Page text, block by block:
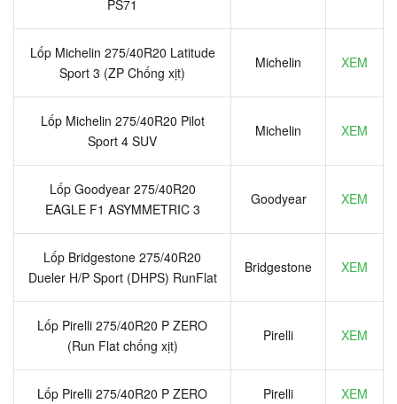
PS71
Lốp Michelin 275/40R20 Latitude
Sport 3 (ZP Chống xịt)
Michelin XEM
Lốp Michelin 275/40R20 Pilot
Sport 4 SUV
Michelin XEM
Lốp Goodyear 275/40R20
EAGLE F1 ASYMMETRIC 3
Goodyear XEM
Lốp Bridgestone 275/40R20
Dueler H/P Sport (DHPS) RunFlat
Bridgestone XEM
Lốp Pirelli 275/40R20 P ZERO
(Run Flat chống xịt)
Pirelli XEM
Lốp Pirelli 275/40R20 P ZERO Pirelli XEM